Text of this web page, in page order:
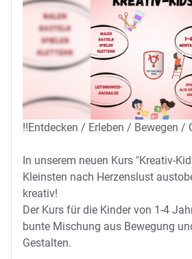
‼️Entdecken / Erleben / Bewegen /
In unserem neuen Kurs "Kreativ-
Kleinsten nach Herzenslust
kreativ!
Der Kurs für die Kinder von 1-4
bunte Mischung aus Bewegung
Gestalten.